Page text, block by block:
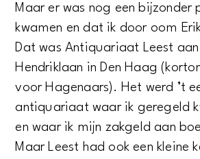
Maar er was nog een bijzonder
kwamen en dat ik door oom
Dat was Antiquariaat Leest
Hendriklaan in Den Haag
voor Hagenaars). Het werd ’t
antiquariaat waar ik geregeld
en waar ik mijn zakgeld aan
Maar Leest had ook een kleine